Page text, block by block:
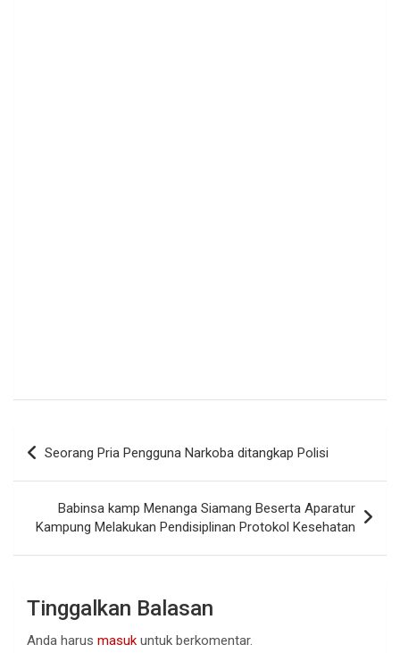
Navigasi
pos
Seorang Pria Pengguna Narkoba ditangkap Polisi
Babinsa kamp Menanga Siamang Beserta Aparatur
Kampung Melakukan Pendisiplinan Protokol Kesehatan
Tinggalkan Balasan
Anda harus masuk untuk berkomentar.